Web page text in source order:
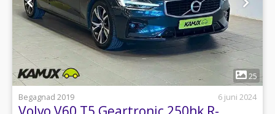
25
Begagnad 2019
6 juni 2024